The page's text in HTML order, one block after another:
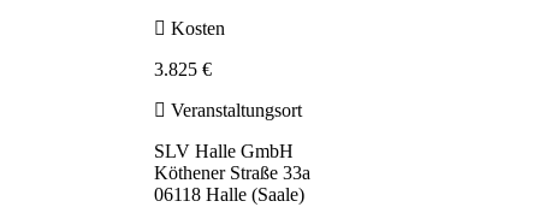
Kosten
3.825 €
Veranstaltungsort
SLV Halle GmbH
Köthener Straße 33a
06118 Halle (Saale)